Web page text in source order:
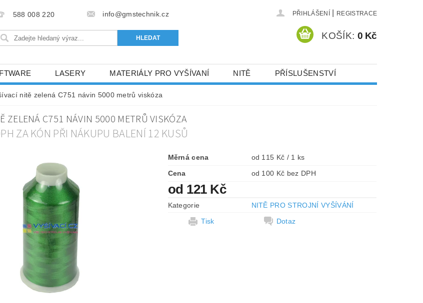
588 008 220 info@gmstechnik.cz PŘIHLÁŠENÍ REGISTRACE
KOŠÍK: 0 Kč
LASERY MATERIÁLY PRO VYŠÍVANÍ NITĚ PŘÍSLUŠENSTVÍ
BAREVNICE A KATALOGY
5.2024 OBCHODNÍ PODMÍNKY PRO E-SHOP VYSIVACI.CZ
nitě zelená C751 návin 5000 metrů viskóza
ZELENÁ C751 NÁVIN 5000 METRŮ VISKÓZA
ZA KÓN PŘI NÁKUPU BALENÍ 12 KUSŮ
Měrná cena
od 115 Kč / 1 ks
Cena
od 100 Kč bez DPH
od 121 Kč
Kategorie
NITĚ PRO STROJNÍ VYŠÍVÁNÍ
Tisk
Dotaz